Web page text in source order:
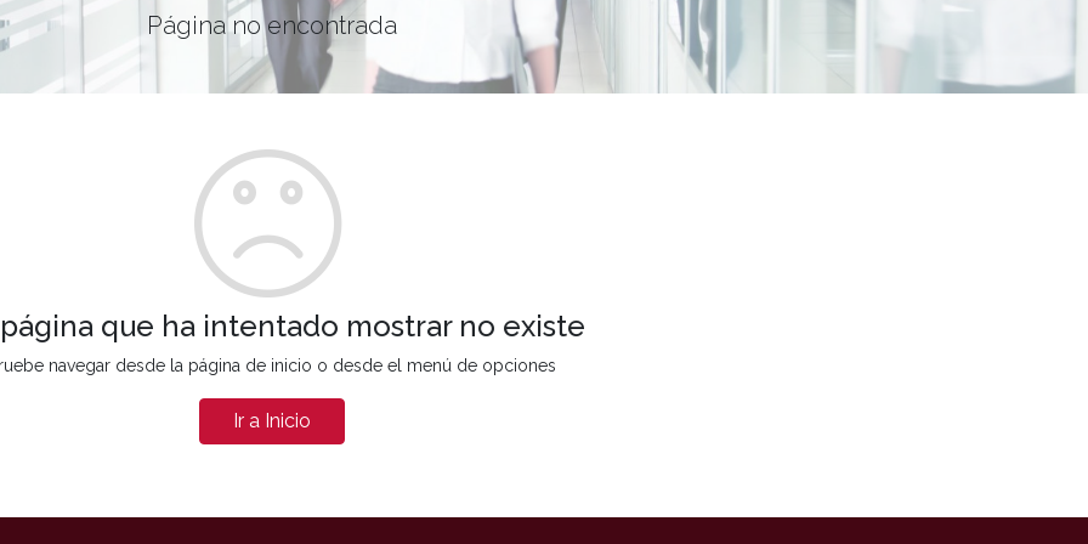
Página no encontrada
que ha intentado mostrar no existe
navegar desde la página de inicio o desde el menú de opciones
Ir a Inicio